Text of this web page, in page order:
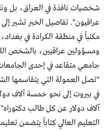
شخصيات نافذة في العراق، بل
عراقيون". تفاصيل الخبر تشير
مكتباً في منطقة الكرادة في
ومسؤولين عراقيين، بالشخص
جامعي متقاعد في إحدى
"تصل العمولة التي يتقاسمها
في بيروت إلى نحو خمسة آلاف
آلاف دولار عن كل طالب
التعليم العالي كتاباً يتضمن